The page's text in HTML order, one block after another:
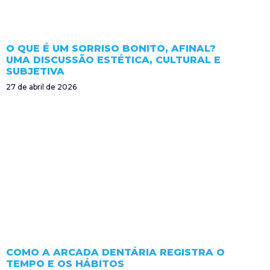
O QUE É UM SORRISO BONITO, AFINAL?
UMA DISCUSSÃO ESTÉTICA, CULTURAL E
SUBJETIVA
27 de abril de 2026
COMO A ARCADA DENTÁRIA REGISTRA O
TEMPO E OS HÁBITOS